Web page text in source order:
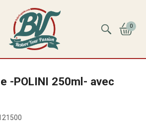
0
-POLINI 250ml- avec